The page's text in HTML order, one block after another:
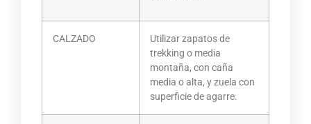
CALZADO
Utilizar zapatos de
trekking o media
montaña, con caña
media o alta, y zuela con
superficie de agarre.